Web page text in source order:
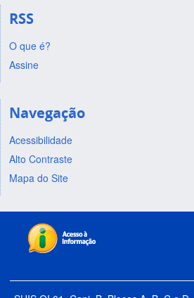
RSS
O que é?
Assine
Navegação
Acessibilidade
Alto Contraste
Mapa do Site